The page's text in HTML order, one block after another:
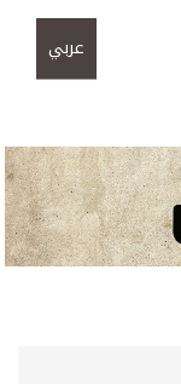
عربي